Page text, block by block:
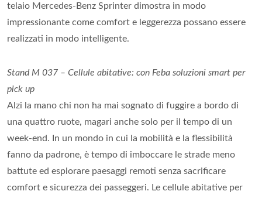
telaio Mercedes-Benz Sprinter dimostra in modo
impressionante come comfort e leggerezza possano essere
realizzati in modo intelligente.
Stand M 037 – Cellule abitative: con Feba soluzioni smart per
pick up
Alzi la mano chi non ha mai sognato di fuggire a bordo di
una quattro ruote, magari anche solo per il tempo di un
week-end. In un mondo in cui la mobilità e la flessibilità
fanno da padrone, è tempo di imboccare le strade meno
battute ed esplorare paesaggi remoti senza sacrificare
comfort e sicurezza dei passeggeri. Le cellule abitative per